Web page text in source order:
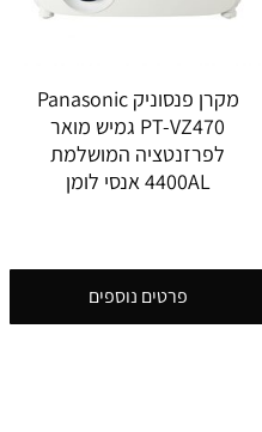
מקרן פנסוניק Panasonic
PT-VZ470 גמיש מואר
לפרזנטציה המושלמת
4400AL אנסי לומן
פרטים נוספים